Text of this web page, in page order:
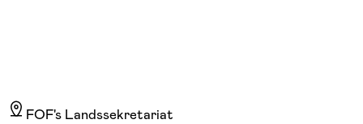
FOF's Landssekretariat